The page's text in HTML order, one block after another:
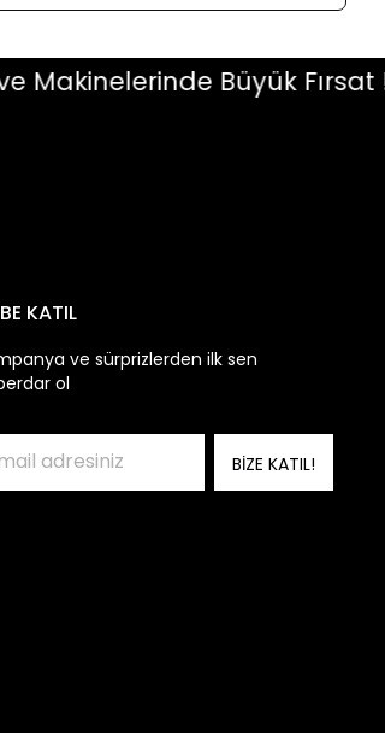
Büyük Fırsat !
KATIL
ve sürprizlerden ilk sen
ol
BİZE KATIL!